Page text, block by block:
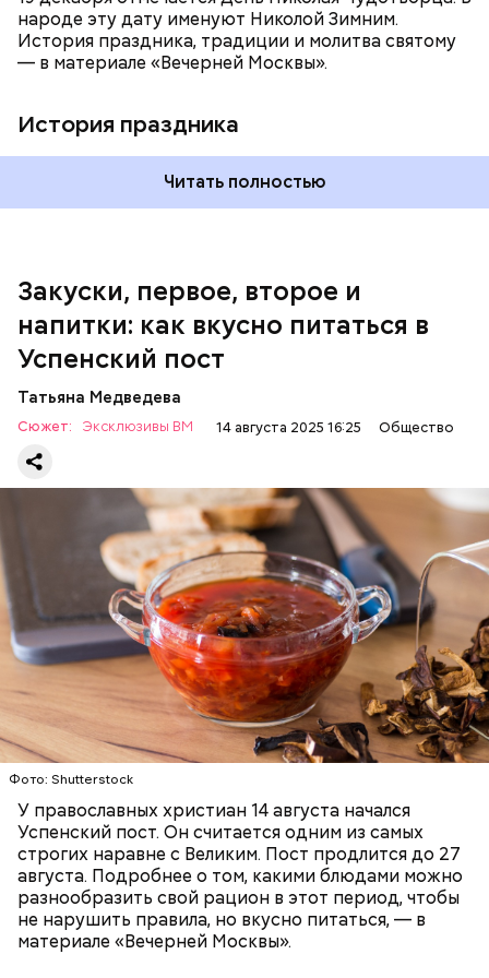
народе эту дату именуют Николой Зимним.
История праздника, традиции и молитва святому
— в материале «Вечерней Москвы».
История праздника
Читать полностью
Закуски, первое, второе и
напитки: как вкусно питаться в
Успенский пост
Татьяна Медведева
Сюжет: Эксклюзивы ВМ 14 августа 2025 16:25 Общество
Фото: Shutterstock
У православных христиан 14 августа начался
Успенский пост. Он считается одним из самых
строгих наравне с Великим. Пост продлится до 27
августа. Подробнее о том, какими блюдами можно
разнообразить свой рацион в этот период, чтобы
не нарушить правила, но вкусно питаться, — в
материале «Вечерней Москвы».
Баклажаны с овощами
600 г помидоров;
300 г моркови;
200 г шпината;
зелень петрушки и укропа.
соус заправить солью, сахаром, раствором
лимонной кислоты или уксусом, залить им
обжаренные баклажаны и тушить в жарочном
ПРАВОСЛАВИЕ ЕДА РЕЦЕПТЫ
Читайте также:Синоптик предупредил о переносе
купального сезона в Москве и Подмосковье